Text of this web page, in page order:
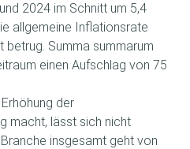
2024 im Schnitt um 5,4
allgemeine Inflationsrate
Summa summarum
einen Aufschlag von 75
der
macht, lässt sich nicht
insgesamt geht von